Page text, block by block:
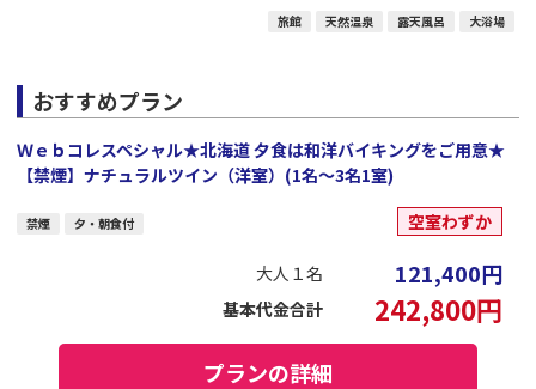
旅館 天然温泉 露天風呂 大浴場
おすすめプラン
Ｗｅｂコレスペシャル★北海道 夕食は和洋バイキングをご用意★
【禁煙】ナチュラルツイン（洋室）(1名～3名1室)
禁煙 夕・朝食付 空室わずか
大人１名 121,400円
基本代金合計 242,800円
プランの詳細